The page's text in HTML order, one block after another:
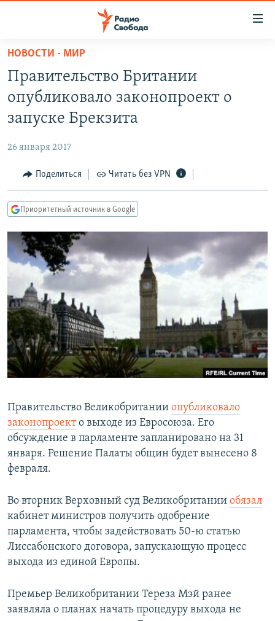
упрощенного
доступа
Вернуться
основному
Вернутся
Вернутся
поиску
ПОДКАСТЫ
АВТОРСКИЕ ПРОЕКТЫ
МНЕНИЯ
КУЛЬТУРА
КАВКАЗ.РЕАЛИИ
СЕВЕР.РЕАЛИИ
СИБИРЬ.РЕАЛИИ
РАСПИСАНИЕ ВЕЩАНИЯ
ПОДПИШИТЕСЬ НА РАССЫЛКУ
СОЦИАЛЬНЫЕ СЕТИ
Все сайты РСЕ/РС
НОВОСТИ - МИР
Правительство Британии
опубликовало законопроект о
запуске Брекзита
26 января 2017
Поделиться Читать без VPN
Приоритетный источник в Google
Правительство Великобритании опубликовало
законопроекто выходе из Евросоюза. Его
обсуждение в парламенте запланировано на 31
января. Решение Палаты общин будет вынесено 8
февраля.
Во вторник Верховный суд Великобритании обязал
кабинет министров получить одобрение
парламента, чтобы задействовать 50-ю статью
Лиссабонского договора, запускающую процесс
выхода из единой Европы.
Премьер Великобритании Тереза Мэй ранее
заявляла о планах начать процедуру выхода не